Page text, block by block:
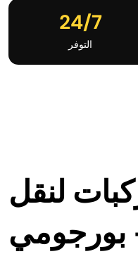
24/7
التوفر
لنقل
بورجومي